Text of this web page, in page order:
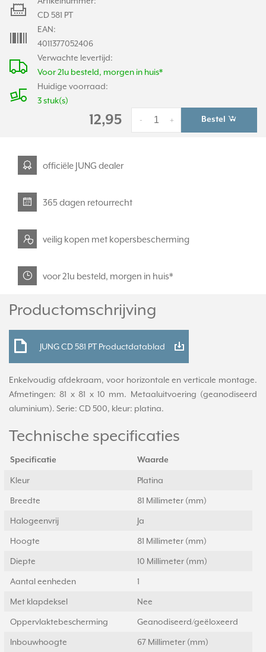
Verwachte levertijd:
Voor 21u besteld, morgen in huis*
Huidige voorraad:
3 stuk(s)
CD 581 PT
EAN:
4011377052406
12,95 +
- Bestel
officiële JUNG dealer
365 dagen retourrecht
veilig kopen met kopersbescherming
voor 21u besteld, morgen in huis*
Productomschrijving
JUNG CD 581 PT Productdatablad
Enkelvoudig afdekraam, voor horizontale en verticale montage.
Afmetingen: 81 x 81 x 10 mm. Metaaluitvoering (geanodiseerd
aluminium). Serie: CD 500, kleur: platina.
Technische specificaties
Specificatie Waarde
Kleur Platina
Breedte 81 Millimeter (mm)
Halogeenvrij Ja
Hoogte 81 Millimeter (mm)
Diepte 10 Millimeter (mm)
Aantal eenheden 1
Met klapdeksel Nee
Oppervlaktebescherming Geanodiseerd/geëloxeerd
Inbouwhoogte 67 Millimeter (mm)